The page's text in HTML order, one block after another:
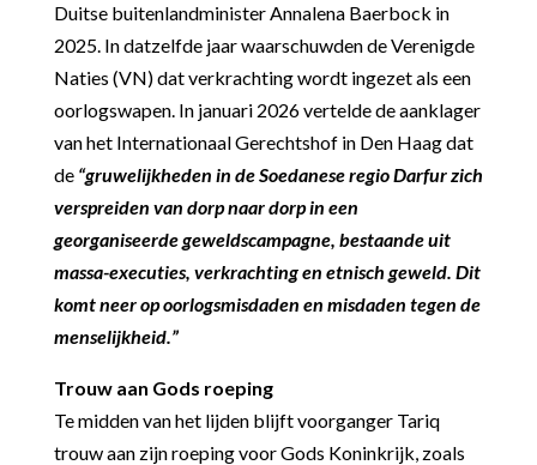
Duitse buitenlandminister Annalena Baerbock in
2025. In datzelfde jaar waarschuwden de Verenigde
Naties (VN) dat verkrachting wordt ingezet als een
oorlogswapen. In januari 2026 vertelde de aanklager
van het Internationaal Gerechtshof in Den Haag dat
de “gruwelijkheden in de Soedanese regio Darfur zich
verspreiden van dorp naar dorp in een
georganiseerde geweldscampagne, bestaande uit
massa-executies, verkrachting en etnisch geweld. Dit
komt neer op oorlogsmisdaden en misdaden tegen de
menselijkheid.”
Trouw aan Gods roeping
Te midden van het lijden blijft voorganger Tariq
trouw aan zijn roeping voor Gods Koninkrijk, zoals